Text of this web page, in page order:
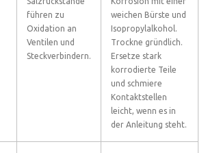
führen zu
Oxidation an
Ventilen und
Steckverbindern.
weichen Bürste und
Isopropylalkohol.
Trockne gründlich.
Ersetze stark
korrodierte Teile
und schmiere
Kontaktstellen
leicht, wenn es in
der Anleitung steht.